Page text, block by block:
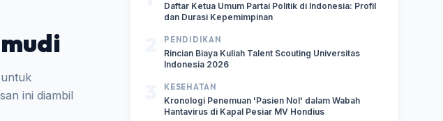
ini diambil
Daftar Ketua Umum Partai Politik di Indonesia: Profil
dan Durasi Kepemimpinan
PENDIDIKAN
Rincian Biaya Kuliah Talent Scouting Universitas
Indonesia 2026
KESEHATAN
Kronologi Penemuan 'Pasien Nol' dalam Wabah
Hantavirus di Kapal Pesiar MV Hondius